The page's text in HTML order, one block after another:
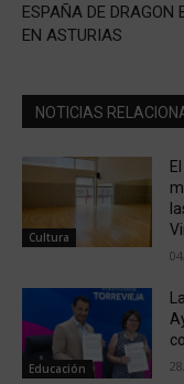
ESPAÑA DE DRAGON
EN ASTURIAS
NOTICIAS
Cultura
Educación